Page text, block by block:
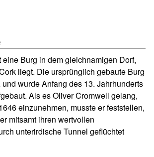
Burg in dem gleichnamigen Dorf,
liegt. Die ursprünglich gebaute Burg
wurde Anfang des 13. Jahrhunderts
Als es Oliver Cromwell gelang,
einzunehmen, musste er feststellen,
mitsamt ihren wertvollen
unterirdische Tunnel geflüchtet